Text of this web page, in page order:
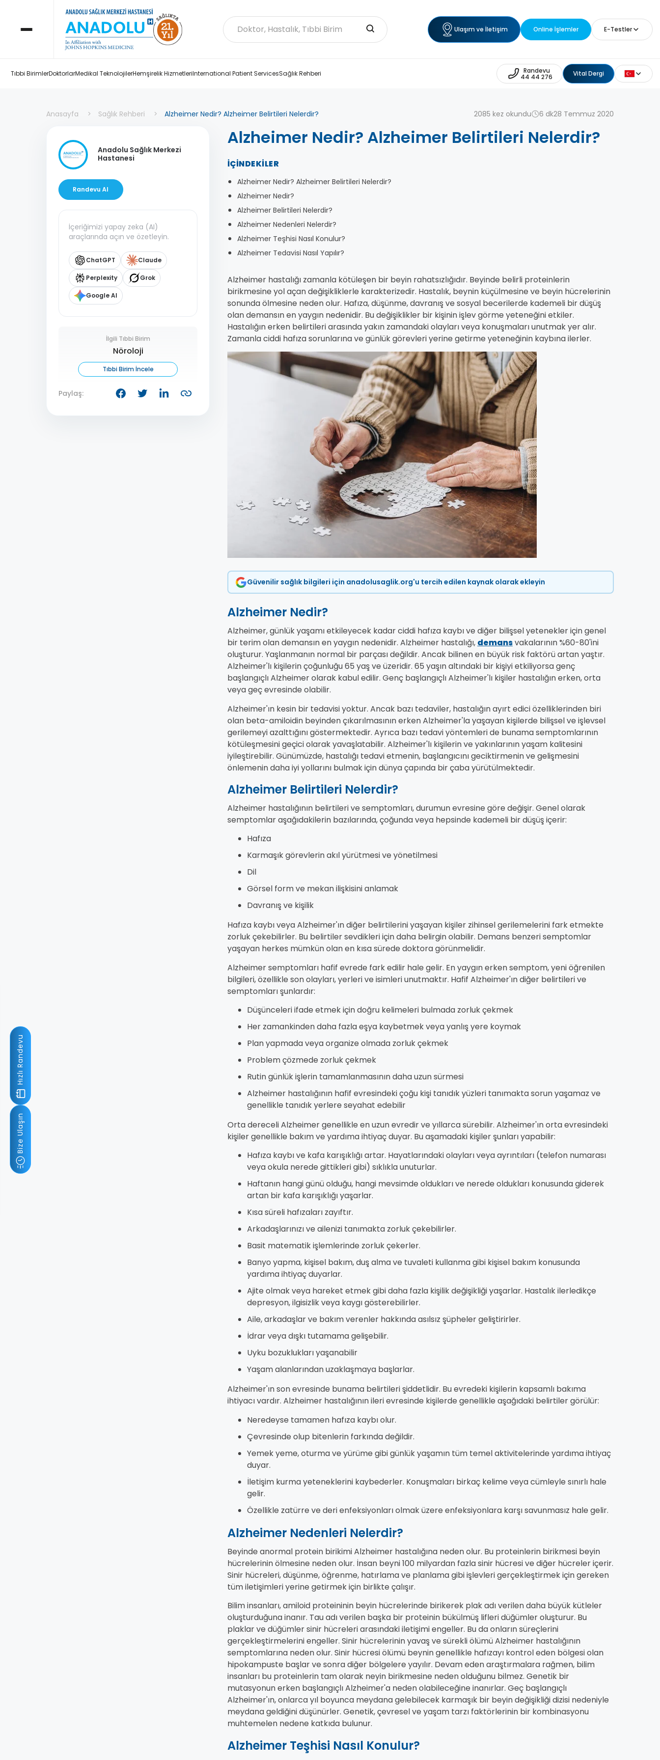
Ulaşım ve İletişim Online İşlemler E-Testler
Tıbbi BirimlerDoktorlarMedikal TeknolojilerHemşirelik HizmetleriInternational Patient ServicesSağlık Rehberi Randevu
44 44 276 Vital Dergi
Anasayfa Sağlık Rehberi Alzheimer Nedir? Alzheimer Belirtileri Nelerdir? 2085 kez okundu 6 dk28 Temmuz 2020
Anadolu Sağlık Merkezi
Hastanesi
Randevu Al
İçeriğimizi yapay zeka (AI)
araçlarında açın ve özetleyin.
ChatGPT Claude
Perplexity Grok
Google AI
İlgili Tıbbi Birim
Nöroloji
Tıbbi Birim İncele
Paylaş:
Alzheimer Nedir? Alzheimer Belirtileri Nelerdir?
İÇINDEKILER
Alzheimer Nedir? Alzheimer Belirtileri Nelerdir?
Alzheimer Nedir?
Alzheimer Belirtileri Nelerdir?
Alzheimer Nedenleri Nelerdir?
Alzheimer Teşhisi Nasıl Konulur?
Alzheimer Tedavisi Nasıl Yapılır?
Alzheimer hastalığı zamanla kötüleşen bir beyin rahatsızlığıdır. Beyinde belirli proteinlerin
birikmesine yol açan değişikliklerle karakterizedir. Hastalık, beynin küçülmesine ve beyin hücrelerinin
sonunda ölmesine neden olur. Hafıza, düşünme, davranış ve sosyal becerilerde kademeli bir düşüş
olan demansın en yaygın nedenidir. Bu değişiklikler bir kişinin işlev görme yeteneğini etkiler.
Hastalığın erken belirtileri arasında yakın zamandaki olayları veya konuşmaları unutmak yer alır.
Zamanla ciddi hafıza sorunlarına ve günlük görevleri yerine getirme yeteneğinin kaybına ilerler.
Güvenilir sağlık bilgileri için anadolusaglik.org'u tercih edilen kaynak olarak ekleyin
Alzheimer Nedir?
Alzheimer, günlük yaşamı etkileyecek kadar ciddi hafıza kaybı ve diğer bilişsel yetenekler için genel
bir terim olan demansın en yaygın nedenidir. Alzheimer hastalığı, demansvakalarının %60-80'ini
oluşturur. Yaşlanmanın normal bir parçası değildir. Ancak bilinen en büyük risk faktörü artan yaştır.
Alzheimer'lı kişilerin çoğunluğu 65 yaş ve üzeridir. 65 yaşın altındaki bir kişiyi etkiliyorsa genç
başlangıçlı Alzheimer olarak kabul edilir. Genç başlangıçlı Alzheimer'lı kişiler hastalığın erken, orta
veya geç evresinde olabilir.
Alzheimer'ın kesin bir tedavisi yoktur. Ancak bazı tedaviler, hastalığın ayırt edici özelliklerinden biri
olan beta-amiloidin beyinden çıkarılmasının erken Alzheimer'la yaşayan kişilerde bilişsel ve işlevsel
gerilemeyi azalttığını göstermektedir. Ayrıca bazı tedavi yöntemleri de bunama semptomlarının
kötüleşmesini geçici olarak yavaşlatabilir. Alzheimer'lı kişilerin ve yakınlarının yaşam kalitesini
iyileştirebilir. Günümüzde, hastalığı tedavi etmenin, başlangıcını geciktirmenin ve gelişmesini
önlemenin daha iyi yollarını bulmak için dünya çapında bir çaba yürütülmektedir.
Alzheimer Belirtileri Nelerdir?
Alzheimer hastalığının belirtileri ve semptomları, durumun evresine göre değişir. Genel olarak
semptomlar aşağıdakilerin bazılarında, çoğunda veya hepsinde kademeli bir düşüş içerir:
Hafıza
Karmaşık görevlerin akıl yürütmesi ve yönetilmesi
Dil
Görsel form ve mekan ilişkisini anlamak
Davranış ve kişilik
Hafıza kaybı veya Alzheimer'ın diğer belirtilerini yaşayan kişiler zihinsel gerilemelerini fark etmekte
zorluk çekebilirler. Bu belirtiler sevdikleri için daha belirgin olabilir. Demans benzeri semptomlar
yaşayan herkes mümkün olan en kısa sürede doktora görünmelidir.
Alzheimer semptomları hafif evrede fark edilir hale gelir. En yaygın erken semptom, yeni öğrenilen
bilgileri, özellikle son olayları, yerleri ve isimleri unutmaktır. Hafif Alzheimer'ın diğer belirtileri ve
semptomları şunlardır:
Düşünceleri ifade etmek için doğru kelimeleri bulmada zorluk çekmek
Her zamankinden daha fazla eşya kaybetmek veya yanlış yere koymak
Plan yapmada veya organize olmada zorluk çekmek
Problem çözmede zorluk çekmek
Rutin günlük işlerin tamamlanmasının daha uzun sürmesi
Alzheimer hastalığının hafif evresindeki çoğu kişi tanıdık yüzleri tanımakta sorun yaşamaz ve
genellikle tanıdık yerlere seyahat edebilir
Orta dereceli Alzheimer genellikle en uzun evredir ve yıllarca sürebilir. Alzheimer'ın orta evresindeki
kişiler genellikle bakım ve yardıma ihtiyaç duyar. Bu aşamadaki kişiler şunları yapabilir:
Hafıza kaybı ve kafa karışıklığı artar. Hayatlarındaki olayları veya ayrıntıları (telefon numarası
veya okula nerede gittikleri gibi) sıklıkla unuturlar.
Haftanın hangi günü olduğu, hangi mevsimde oldukları ve nerede oldukları konusunda giderek
artan bir kafa karışıklığı yaşarlar.
Kısa süreli hafızaları zayıftır.
Arkadaşlarınızı ve ailenizi tanımakta zorluk çekebilirler.
Basit matematik işlemlerinde zorluk çekerler.
Banyo yapma, kişisel bakım, duş alma ve tuvaleti kullanma gibi kişisel bakım konusunda
yardıma ihtiyaç duyarlar.
Ajite olmak veya hareket etmek gibi daha fazla kişilik değişikliği yaşarlar. Hastalık ilerledikçe
depresyon, ilgisizlik veya kaygı gösterebilirler.
Aile, arkadaşlar ve bakım verenler hakkında asılsız şüpheler geliştirirler.
İdrar veya dışkı tutamama gelişebilir.
Uyku bozuklukları yaşanabilir
Yaşam alanlarından uzaklaşmaya başlarlar.
Alzheimer'ın son evresinde bunama belirtileri şiddetlidir. Bu evredeki kişilerin kapsamlı bakıma
ihtiyacı vardır. Alzheimer hastalığının ileri evresinde kişilerde genellikle aşağıdaki belirtiler görülür:
Neredeyse tamamen hafıza kaybı olur.
Çevresinde olup bitenlerin farkında değildir.
Yemek yeme, oturma ve yürüme gibi günlük yaşamın tüm temel aktivitelerinde yardıma ihtiyaç
duyar.
İletişim kurma yeteneklerini kaybederler. Konuşmaları birkaç kelime veya cümleyle sınırlı hale
gelir.
Özellikle zatürre ve deri enfeksiyonları olmak üzere enfeksiyonlara karşı savunmasız hale gelir.
Alzheimer Nedenleri Nelerdir?
Beyinde anormal protein birikimi Alzheimer hastalığına neden olur. Bu proteinlerin birikmesi beyin
hücrelerinin ölmesine neden olur. İnsan beyni 100 milyardan fazla sinir hücresi ve diğer hücreler içerir.
Sinir hücreleri, düşünme, öğrenme, hatırlama ve planlama gibi işlevleri gerçekleştirmek için gereken
tüm iletişimleri yerine getirmek için birlikte çalışır.
Bilim insanları, amiloid proteininin beyin hücrelerinde birikerek plak adı verilen daha büyük kütleler
oluşturduğuna inanır. Tau adı verilen başka bir proteinin bükülmüş lifleri düğümler oluşturur. Bu
plaklar ve düğümler sinir hücreleri arasındaki iletişimi engeller. Bu da onların süreçlerini
gerçekleştirmelerini engeller. Sinir hücrelerinin yavaş ve sürekli ölümü Alzheimer hastalığının
semptomlarına neden olur. Sinir hücresi ölümü beynin genellikle hafızayı kontrol eden bölgesi olan
hipokampuste başlar ve sonra diğer bölgelere yayılır. Devam eden araştırmalara rağmen, bilim
insanları bu proteinlerin tam olarak neyin birikmesine neden olduğunu bilmez. Genetik bir
mutasyonun erken başlangıçlı Alzheimer'a neden olabileceğine inanırlar. Geç başlangıçlı
Alzheimer'ın, onlarca yıl boyunca meydana gelebilecek karmaşık bir beyin değişikliği dizisi nedeniyle
meydana geldiğini düşünürler. Genetik, çevresel ve yaşam tarzı faktörlerinin bir kombinasyonu
muhtemelen nedene katkıda bulunur.
Alzheimer Teşhisi Nasıl Konulur?
Hızlı Randevu
Bize Ulaşın